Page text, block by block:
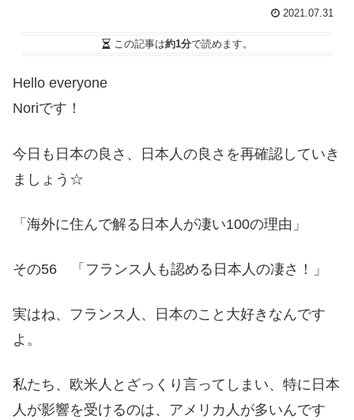
2021.07.31
この記事は約1分で読めます。
Hello everyone
Noriです！
今日も日本の良さ、日本人の良さを再確認していき
ましょう☆
「海外に住んで解る日本人が凄い100の理由」
その56 「フランス人も認める日本人の凄さ！」
実はね、フランス人、日本のこと大好きなんです
よ。
私たち、欧米人とざっくり言ってしまい、特に日本
人が影響を受けるのは、アメリカ人が多いんです